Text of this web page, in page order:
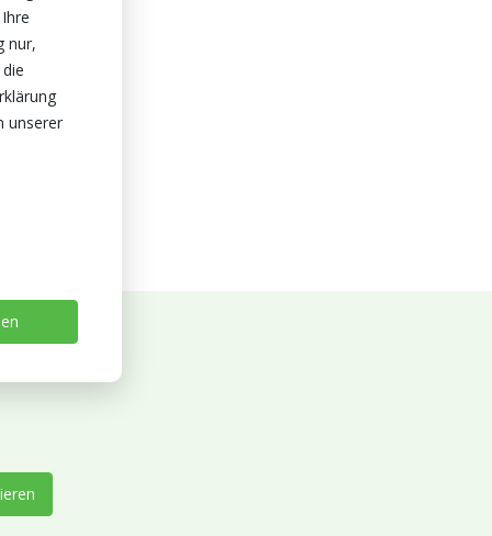
nur,
unserer